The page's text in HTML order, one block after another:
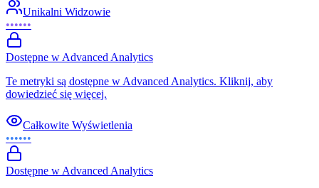
Unikalni Widzowie
••••••
Dostępne w Advanced Analytics
Te metryki są dostępne w Advanced Analytics. Kliknij, aby
dowiedzieć się więcej.
Całkowite Wyświetlenia
••••••
Dostępne w Advanced Analytics